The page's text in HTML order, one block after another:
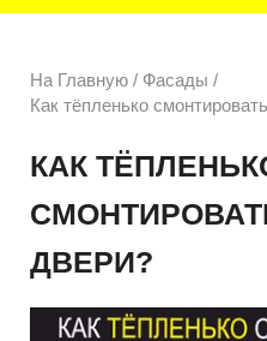
На Главную / Фасады /
Как тёпленько
КАК
ДВЕРИ?